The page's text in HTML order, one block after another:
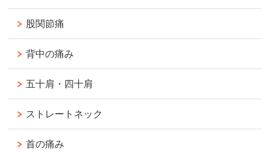
股関節痛
背中の痛み
五十肩・四十肩
ストレートネック
首の痛み